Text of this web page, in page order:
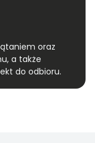
oraz
a także
do odbioru.